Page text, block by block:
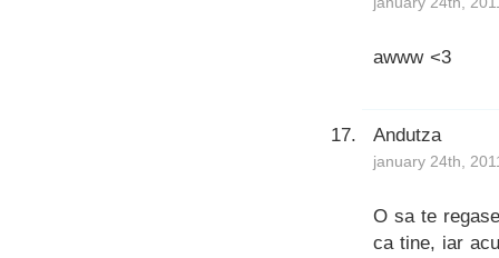
awww <3
Andutza
january 24th,
O sa te
ca tine, iar